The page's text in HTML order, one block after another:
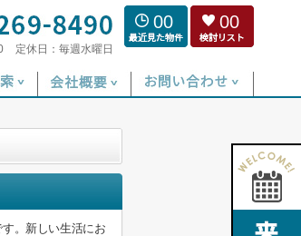
定休日： 毎週水曜日
00 00
。新しい生活にお